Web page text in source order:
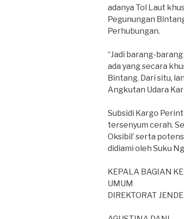
adanya Tol Laut
Pegunungan
Perhubungan.
“Jadi barang-
ada yang secara
Bintang. Dari situ,
Angkutan Udara
Subsidi Kargo
tersenyum cerah.
Oksibil’ serta
didiami oleh Suku
KEPALA BAGIAN
UMUM
DIREKTORAT